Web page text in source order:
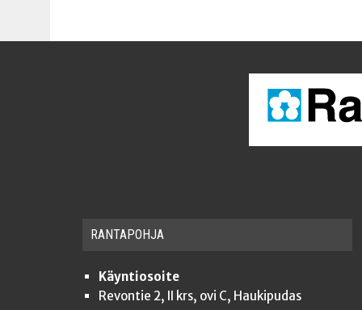
RAN­TA­POH­JA
Käyntiosoite
Revontie 2, II krs, ovi C, Haukipudas